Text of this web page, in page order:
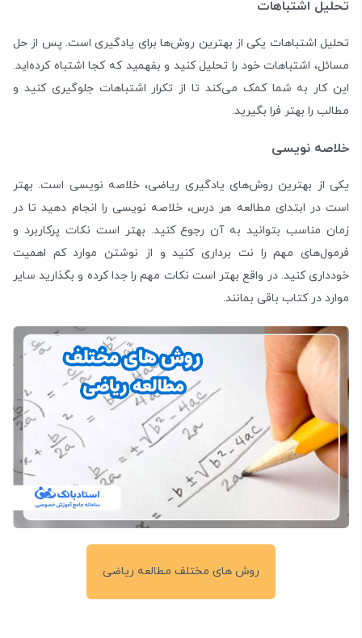
تحلیل اشتباهات
تحلیل اشتباهات یکی از بهترین روش‌ها برای یادگیری است. پس از حل
مسائل، اشتباهات خود را تحلیل کنید و بفهمید که کجا اشتباه کرده‌اید.
این کار به شما کمک می‌کند تا از تکرار اشتباهات جلوگیری کنید و
مطالب را بهتر فرا بگیرید.
خلاصه نویسی
یکی از بهترین روش‌های یادگیری ریاضی، خلاصه نویسی است. بهتر
است در ابتدای مطالعه هر درس، خلاصه نویسی را انجام دهید تا در
زمان مناسب بتوانید به آن رجوع کنید. بهتر است نکات پرکاربرد و
فرمول‌های مهم را نت برداری کنید و از نوشتن موارد کم اهمیت
خودداری کنید. در واقع بهتر است نکات مهم را جدا کرده و بگذارید سایر
موارد در کتاب باقی بمانند.
روش های مختلف مطالعه ریاضی